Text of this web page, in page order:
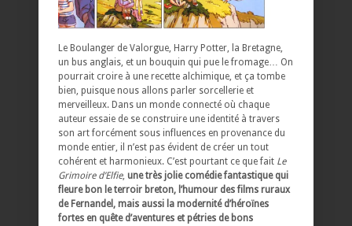
Le Boulanger de Valorgue, Harry Potter, la Bretagne,
un bus anglais, et un bouquin qui pue le fromage… On
pourrait croire à une recette alchimique, et ça tombe
bien, puisque nous allons parler sorcellerie et
merveilleux. Dans un monde connecté où chaque
auteur essaie de se construire une identité à travers
son art forcément sous influences en provenance du
monde entier, il n’est pas évident de créer un tout
cohérent et harmonieux. C’est pourtant ce que fait Le
Grimoire d’Elfie, une très jolie comédie fantastique qui
fleure bon le terroir breton, l’humour des films ruraux
de Fernandel, mais aussi la modernité d’héroïnes
fortes en quête d’aventures et pétries de bons